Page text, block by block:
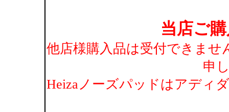
当店ご
他店様購入品は受付できま
申
Heizaノーズパッドはアディ